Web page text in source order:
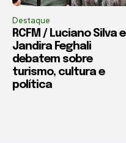
Destaque
RCFM / Luciano Silva e
Jandira Feghali
debatem sobre
turismo, cultura e
política